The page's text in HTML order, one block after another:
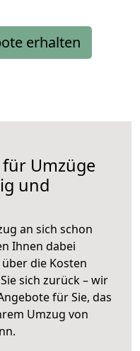
erhalten
Umzüge
und
an sich schon
Ihnen dabei
die Kosten
sich zurück – wir
für Sie, das
Umzug von